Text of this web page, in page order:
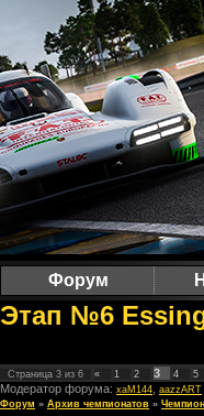
Форум
Этап №6
Страница 3 из 6 « 1 2 3 4 5
Модератор форума: xaM144 aazzART
Форум » Архив чемпионатов »